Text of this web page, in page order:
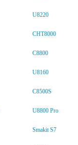
U8220
CHT8000
C8800
U8160
C8500S
U8800 Pro
Smakit S7